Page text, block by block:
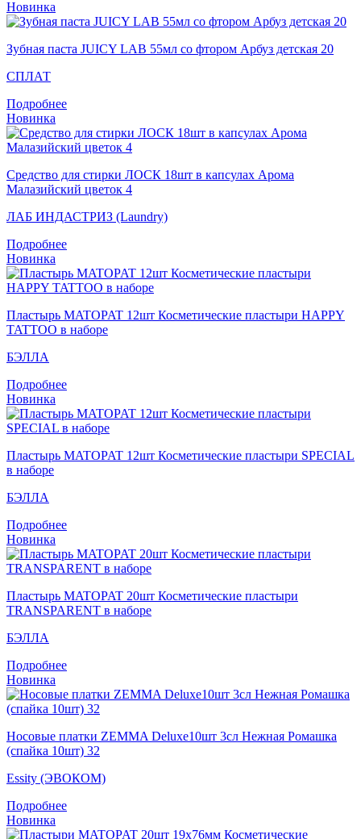
Новинка
Зубная паста JUICY LAB 55мл со фтором Арбуз детская 20
СПЛАТ
Подробнее
Новинка
Средство для стирки ЛОСК 18шт в капсулах Арома
Малазийский цветок 4
ЛАБ ИНДАСТРИЗ (Laundry)
Подробнее
Новинка
Пластырь MATOPAT 12шт Косметические пластыри HAPPY
TATTOO в наборе
БЭЛЛА
Подробнее
Новинка
Пластырь MATOPAT 12шт Косметические пластыри SPECIAL
в наборе
БЭЛЛА
Подробнее
Новинка
Пластырь MATOPAT 20шт Косметические пластыри
TRANSPARENT в наборе
БЭЛЛА
Подробнее
Новинка
Носовые платки ZEMMA Deluxe10шт 3сл Нежная Ромашка
(спайка 10шт) 32
Essity (ЭВОКОМ)
Подробнее
Новинка